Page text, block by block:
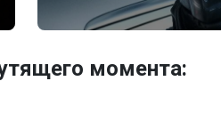
момента: